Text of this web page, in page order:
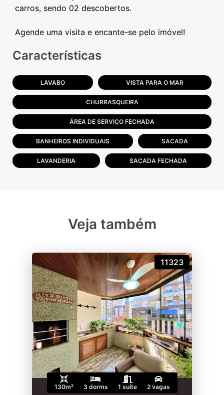
carros, sendo 02 descobertos.
Características
LAVABO VISTA PARA O MAR
CHURRASQUEIRA
ÁREA DE SERVIÇO FECHADA
BANHEIROS INDIVIDUAIS SACADA
LAVANDERIA SACADA FECHADA
Veja também
11323
130m² 3 dorms 1 suíte
2 vagas